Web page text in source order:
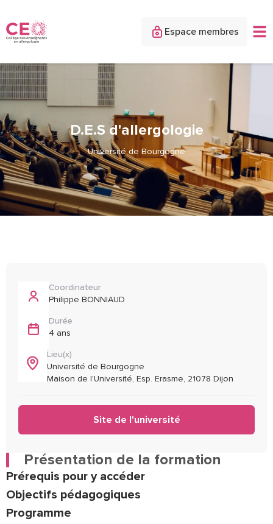
Espace membres
D.E.S d'allergologie
Université de Bourgogne
Présentation de la formation
Prérequis pour y accéder
Objectifs pédagogiques
Programme
Coordinateur
Philippe BONNIAUD
Durée
4 ans
Lieu(x)
Université de Bourgogne
Maison de l'Université, Esp. Erasme, 21078 Dijon
Site de l'université